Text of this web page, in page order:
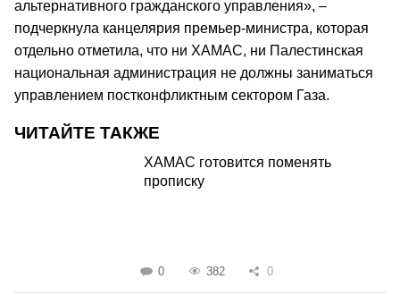
альтернативного гражданского управления», –
подчеркнула канцелярия премьер-министра, которая
отдельно отметила, что ни ХАМАС, ни Палестинская
национальная администрация не должны заниматься
управлением постконфликтным сектором Газа.
ЧИТАЙТЕ ТАКЖЕ
ХАМАС готовится поменять
прописку
0 382 0